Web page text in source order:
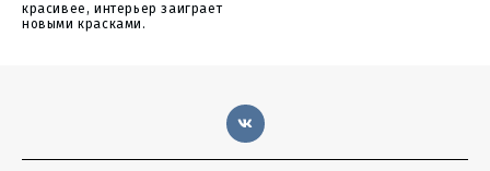
красивее, интерьер заиграет
новыми красками.